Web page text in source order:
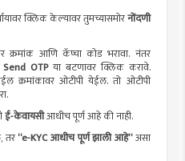
क्लिक केल्यावर तुमच्यासमोरनोंदणी
क्रमांक आणि कॅप्चा कोड भरावा. नंतर
Send OTPया बटणावर क्लिक करावे.
क्रमांकावर ओटीपी येईल. तो ओटीपी
ई-केवायसीआधीच पूर्ण आहे की नाही.
तर“e-KYC आधीच पूर्ण झाली आहे”असा